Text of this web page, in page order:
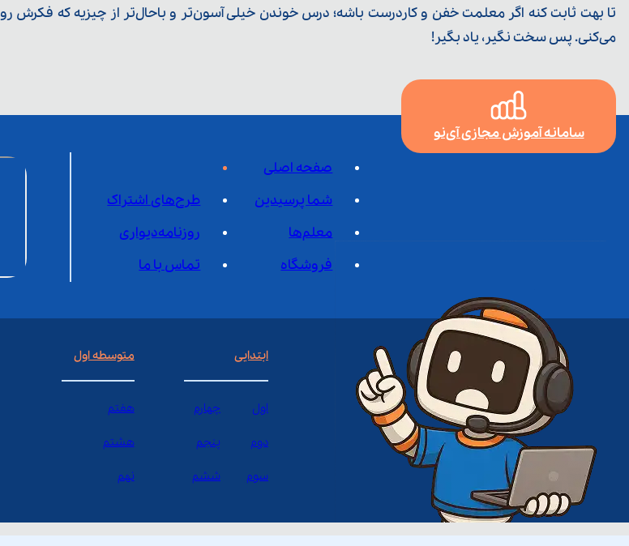
تا بهت ثابت کنه اگر معلمت خفن و کاردرست باشه؛ درس خوندن خیلی آسون‌تر و باحال‌تر از چیزیه که فکرش رو
می‌کنی. پس سخت نگیر، یاد بگیر!
سامانه آموزش مجازی آی‌نو
صفحه اصلی
شما پرسیدین
طرح‌های اشتراک
معلم‌ها
روزنامه‌دیواری
فروشگاه
تماس با ما
ابتدایی
اول چهارم
دوم پنجم
سوم ششم
متوسطه اول
هفتم
هشتم
نهم